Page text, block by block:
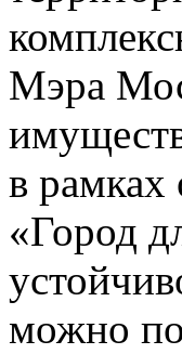
Мэра
в
«Город
можно